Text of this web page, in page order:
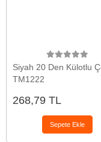
Siyah 20 Den Külotlu
TM1222
268,79 TL
Sepete Ekle